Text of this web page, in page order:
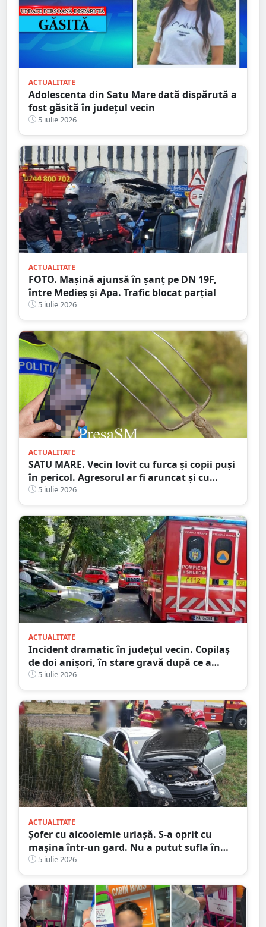
ACTUALITATE
Adolescenta din Satu Mare dată dispărută a
fost găsită în județul vecin
5 iulie 2026
ACTUALITATE
FOTO. Mașină ajunsă în șanț pe DN 19F,
între Medieș și Apa. Trafic blocat parțial
5 iulie 2026
ACTUALITATE
SATU MARE. Vecin lovit cu furca și copii puși
în pericol. Agresorul ar fi aruncat și cu
bolovani în curtea familiei
5 iulie 2026
ACTUALITATE
Incident dramatic în județul vecin. Copilaș
de doi anișori, în stare gravă după ce a
căzut de la etaj
5 iulie 2026
ACTUALITATE
Șofer cu alcoolemie uriașă. S-a oprit cu
mașina într-un gard. Nu a putut sufla în
etilotest de beat ce a fost
5 iulie 2026